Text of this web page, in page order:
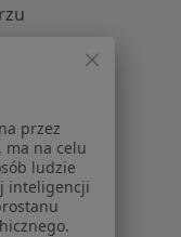
przez
ma na celu
ludzie
inteligencji